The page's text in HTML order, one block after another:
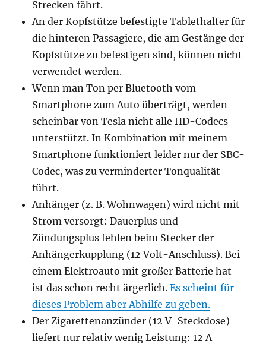
Strecken fährt.
An der Kopfstütze befestigte Tablethalter für
die hinteren Passagiere, die am Gestänge der
Kopfstütze zu befestigen sind, können nicht
verwendet werden.
Wenn man Ton per Bluetooth vom
Smartphone zum Auto überträgt, werden
scheinbar von Tesla nicht alle HD-Codecs
unterstützt. In Kombination mit meinem
Smartphone funktioniert leider nur der SBC-
Codec, was zu verminderter Tonqualität
führt.
Anhänger (z. B. Wohnwagen) wird nicht mit
Strom versorgt: Dauerplus und
Zündungsplus fehlen beim Stecker der
Anhängerkupplung (12 Volt-Anschluss). Bei
einem Elektroauto mit großer Batterie hat
ist das schon recht ärgerlich.Es scheint für
dieses Problem aber Abhilfe zu geben.
Der Zigarettenanzünder (12 V-Steckdose)
liefert nur relativ wenig Leistung: 12 A